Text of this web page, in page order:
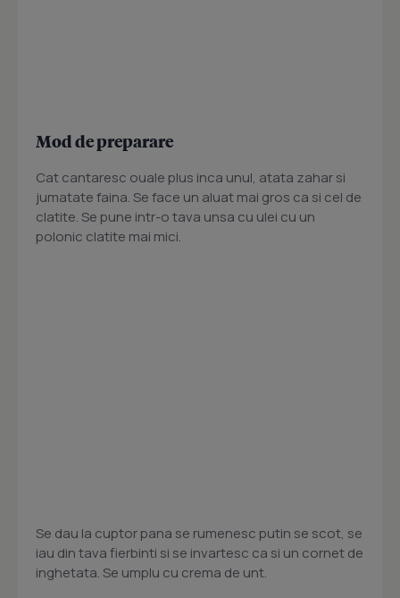
Mod de preparare
Cat cantaresc ouale plus inca unul, atata zahar si
jumatate faina. Se face un aluat mai gros ca si cel de
clatite. Se pune intr-o tava unsa cu ulei cu un
polonic clatite mai mici.
Se dau la cuptor pana se rumenesc putin se scot, se
iau din tava fierbinti si se invartesc ca si un cornet de
inghetata. Se umplu cu crema de unt.